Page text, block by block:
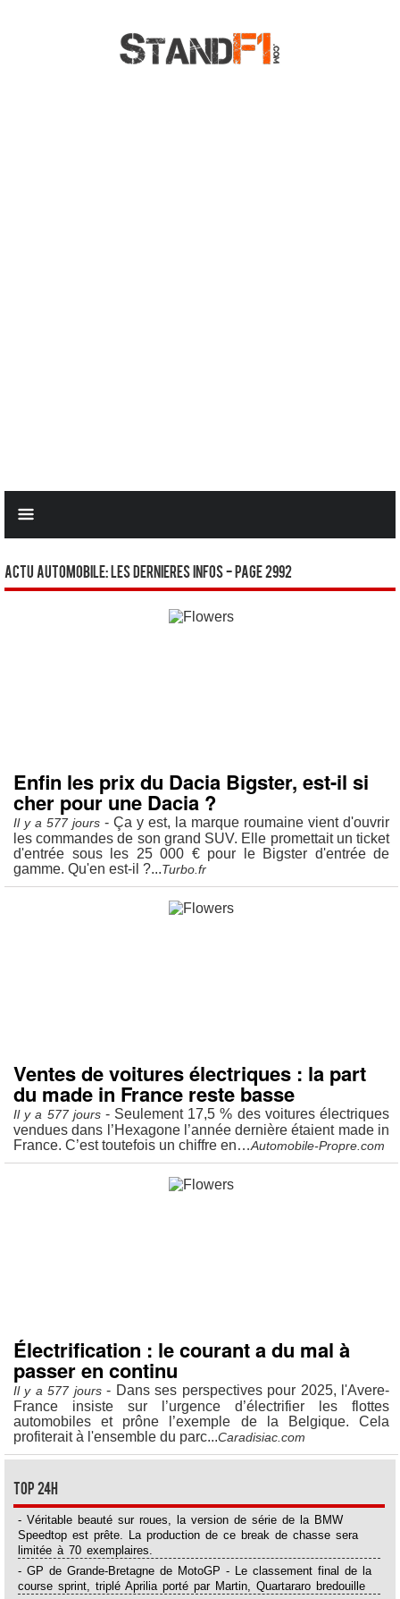
Actu Automobile: Les dernieres infos - Page 2992
Enfin les prix du Dacia Bigster, est-il si
cher pour une Dacia ?
Il y a 577 jours - Ça y est, la marque roumaine vient d'ouvrir
les commandes de son grand SUV. Elle promettait un ticket
d'entrée sous les 25 000 € pour le Bigster d'entrée de
gamme. Qu'en est-il ?...Turbo.fr
Ventes de voitures électriques : la part
du made in France reste basse
Il y a 577 jours- Seulement 17,5 % des voitures électriques
vendues dans l’Hexagone l’année dernière étaient made in
France. C’est toutefois un chiffre en…Automobile-Propre.com
Électrification : le courant a du mal à
passer en continu
Il y a 577 jours- Dans ses perspectives pour 2025, l'Avere-
France insiste sur l’urgence d’électrifier les flottes
automobiles et prône l’exemple de la Belgique. Cela
profiterait à l'ensemble du parc...Caradisiac.com
Top 24H
- Véritable beauté sur roues, la version de série de la BMW
Speedtop est prête. La production de ce break de chasse sera
limitée à 70 exemplaires.
- GP de Grande-Bretagne de MotoGP - Le classement final de la
course sprint, triplé Aprilia porté par Martin, Quartararo bredouille